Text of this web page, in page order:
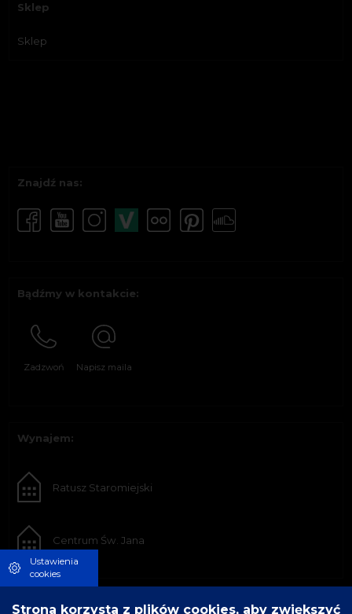
Sklep
Sklep
Znajdź nas:
Bądźmy w kontakcie:
Zadzwoń Napisz maila
Wynajem:
Ratusz Staromiejski
Centrum Św. Jana
Ustawienia
cookies
Strona korzysta z plików cookies, aby zwiększyć